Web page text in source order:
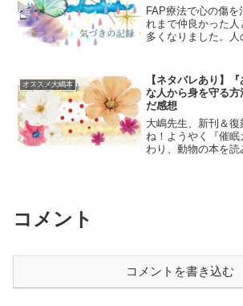
FAP療法で心の傷
れまで仲良かった
多くなりました。人
「あれ？この人、
っけ？」と気づく
オススメ大嶋本
【ネタバレあり】
な人から身を守る
だ感想
大嶋先生、新刊＆
ね！ようやく『催
わり、動物の本を読
コメント
コメントを書き込む